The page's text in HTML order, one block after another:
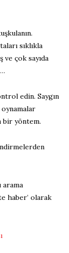
sıklıkla
ve çok sayıda
edin. Saygın
bir yöntem.
arama
haber’ olarak